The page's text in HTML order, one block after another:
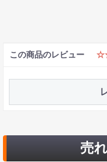
この商品のレビュー
売